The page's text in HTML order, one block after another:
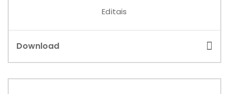
Editais
Download